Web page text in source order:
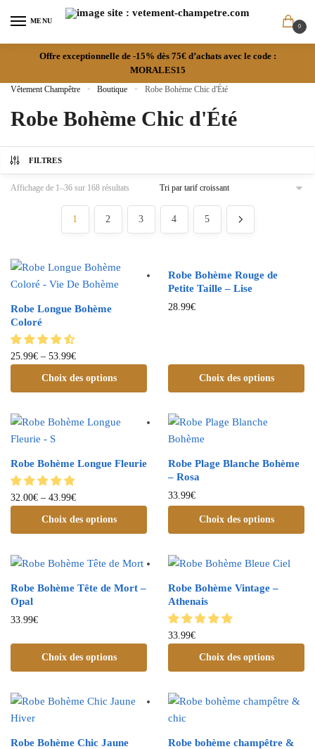
MENU
0
Offre exceptionnelle de -15% dès 75€ d’achats avec le code :
MORALES15
Vêtement Champêtre » Boutique » Robe Bohème Chic d'Été
Robe Bohème Chic d'Été
FILTRES
Affichage de 1–36 sur 168 résultats
1 2 3 4 5
Robe Longue Bohème
Coloré
25.99€ – 53.99€
Choix des options
Robe Bohème Rouge de
Petite Taille – Lise
28.99€
Choix des options
Robe Bohème Longue Fleurie
32.00€ – 43.99€
Choix des options
Robe Plage Blanche Bohème
– Rosa
33.99€
Choix des options
Robe Bohème Tête de Mort –
Opal
33.99€
Choix des options
Robe Bohème Vintage –
Athenais
33.99€
Choix des options
Robe Bohème Chic Jaune
Robe bohème champêtre &